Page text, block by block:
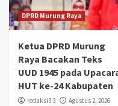
DPRD Murung Raya
Ketua DPRD Murung
Raya Bacakan Teks
UUD 1945 pada
HUT ke-24 Kabupaten
redaksi3 3 Agustus 2, 2026